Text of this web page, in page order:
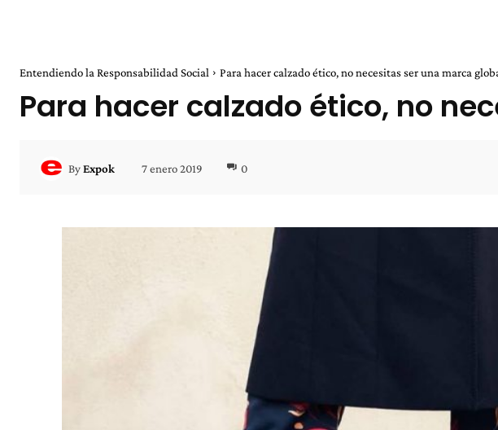
Entendiendo la Responsabilidad Social Para hacer calzado ético, no necesitas ser una marca
Para hacer calzado ético, no
ByExpok 7 enero 2019 0